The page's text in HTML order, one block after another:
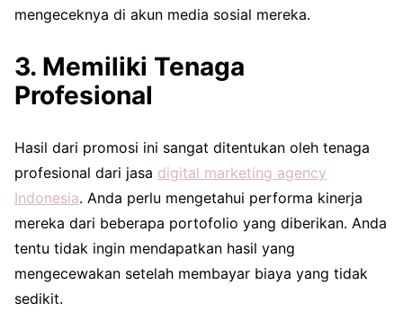
mengeceknya di akun media sosial mereka.
3. Memiliki Tenaga
Profesional
Hasil dari promosi ini sangat ditentukan oleh tenaga
profesional dari jasa digital marketing agency
Indonesia. Anda perlu mengetahui performa kinerja
mereka dari beberapa portofolio yang diberikan. Anda
tentu tidak ingin mendapatkan hasil yang
mengecewakan setelah membayar biaya yang tidak
sedikit.